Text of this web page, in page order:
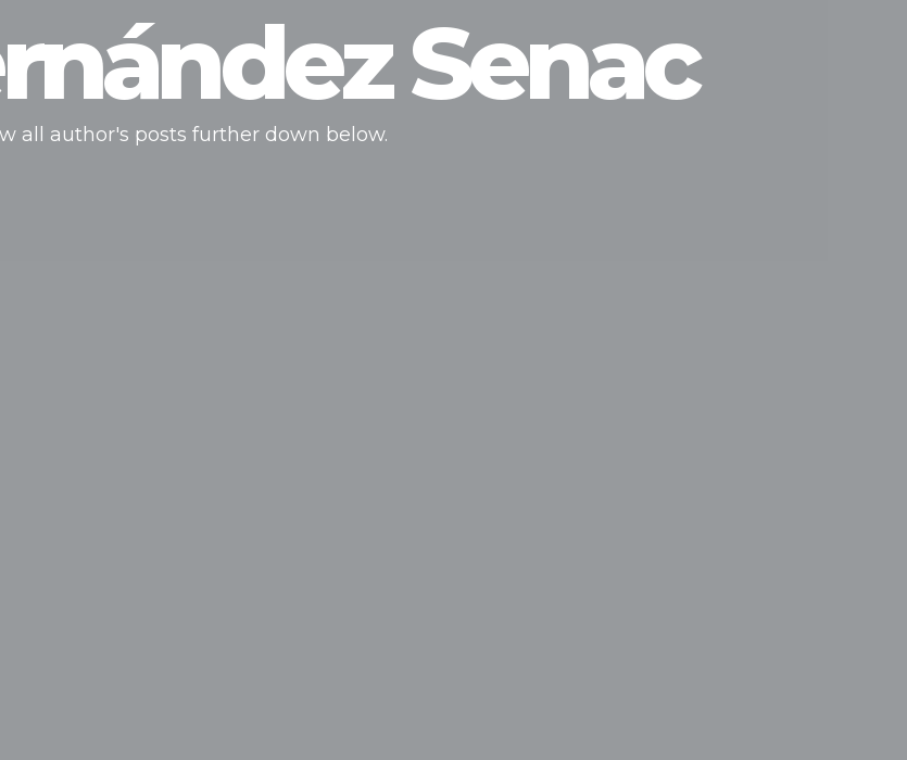
Senac
all author's posts further down below.